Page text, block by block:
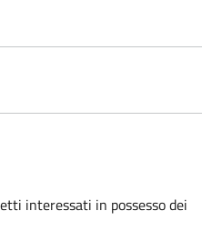
interessati in possesso dei